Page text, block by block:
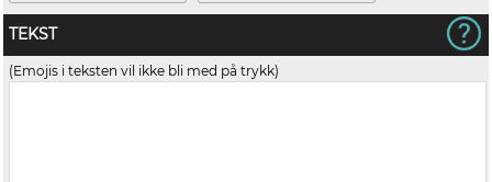
TEKST
(Emojis i teksten vil ikke bli med på trykk)